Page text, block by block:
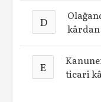
D
E
ticari